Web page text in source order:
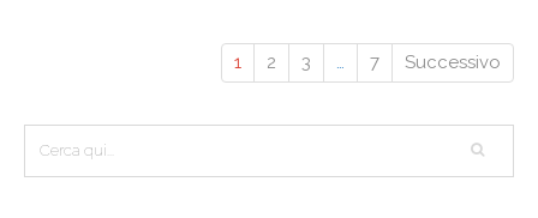
1 2 3 7 Successivo